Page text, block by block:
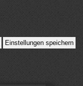
Einstellungen speichern